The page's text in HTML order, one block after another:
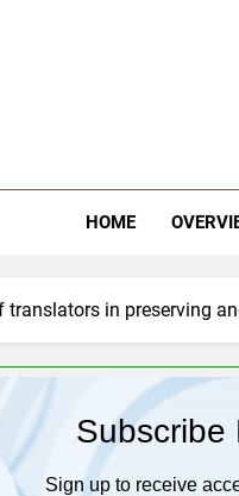
HOME
translators in preserving
Subscribe
Sign up to receive